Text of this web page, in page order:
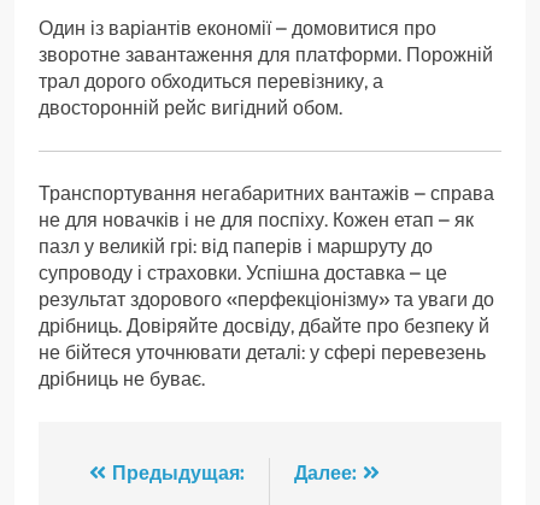
Один із варіантів економії – домовитися про
зворотне завантаження для платформи. Порожній
трал дорого обходиться перевізнику, а
двосторонній рейс вигідний обом.
Транспортування негабаритних вантажів – справа
не для новачків і не для поспіху. Кожен етап – як
пазл у великій грі: від паперів і маршруту до
супроводу і страховки. Успішна доставка – це
результат здорового «перфекціонізму» та уваги до
дрібниць. Довіряйте досвіду, дбайте про безпеку й
не бійтеся уточнювати деталі: у сфері перевезень
дрібниць не буває.
Навигация
Предыдущая:
Далее: